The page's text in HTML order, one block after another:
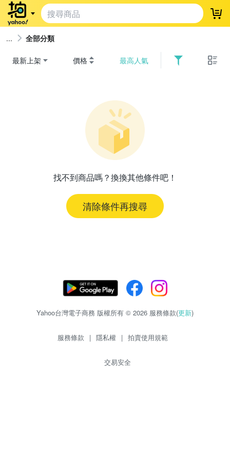
登
全部分類
最新上架 價格 最高人氣
找不到商品嗎？換換其他條件吧！
清除條件再搜尋
Yahoo台灣電子商務 版權所有 © 2026 服務條款(更新)
服務條款 | 隱私權 | 拍賣使用規範
交易安全